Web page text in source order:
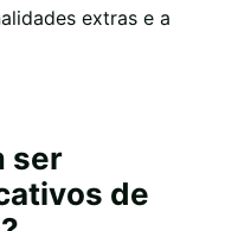
extras e a
ser
de